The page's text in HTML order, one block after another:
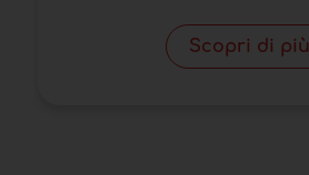
Scopri di più